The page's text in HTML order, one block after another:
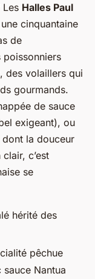
Les Halles Paul
cinquantaine
de
poissonniers
des volaillers qui
gourmands.
de sauce
exigeant), ou
la douceur
c’est
se
hérité des
pêchue
sauce Nantua